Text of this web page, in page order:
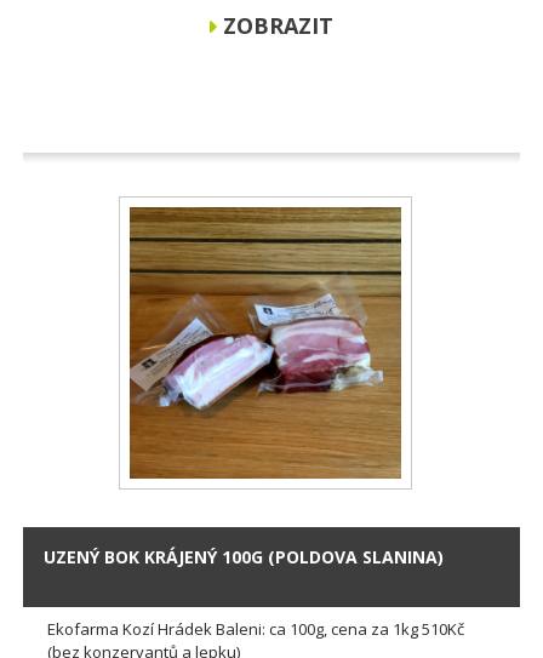
ZOBRAZIT
UZENÝ BOK KRÁJENÝ 100G (POLDOVA SLANINA)
Ekofarma Kozí Hrádek Baleni: ca 100g, cena za 1kg 510Kč
(bez konzervantů a lepku)